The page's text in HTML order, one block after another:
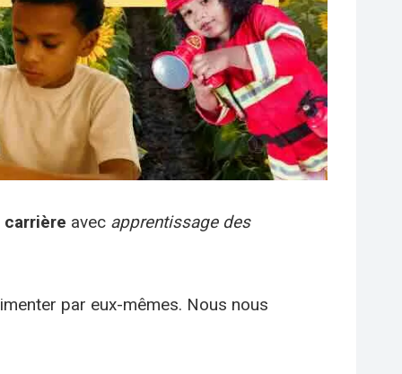
avec apprentissage des
par eux-mêmes. Nous nous